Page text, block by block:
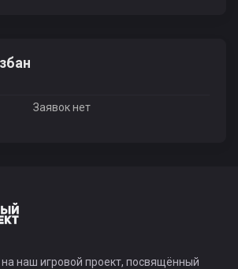
Заявок нет
наш игровой проект, посвящённый